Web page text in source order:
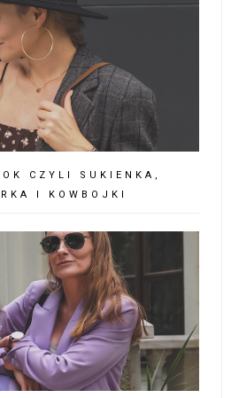
CZYLI SUKIENKA,
I KOWBOJKI